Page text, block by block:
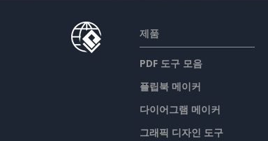
제품
PDF 도구 모음
플립북 메이커
다이어그램 메이커
그래픽 디자인 도구